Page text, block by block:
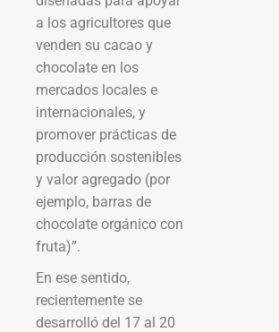
a los agricultores que
venden su cacao y
chocolate en los
mercados locales e
internacionales, y
promover prácticas de
producción sostenibles
y valor agregado (por
ejemplo, barras de
chocolate orgánico con
fruta)”.
En ese sentido,
recientemente se
desarrolló del 17 al 20